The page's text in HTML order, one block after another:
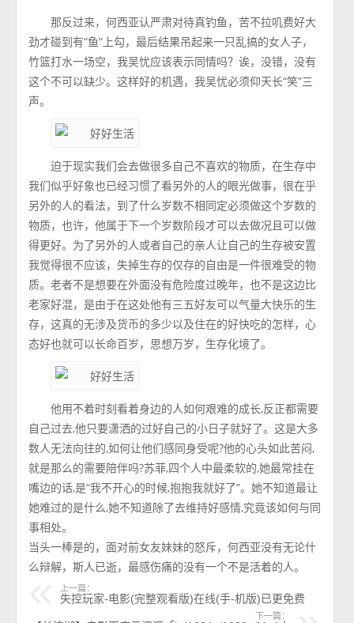
那反过来，何西亚认严肃对待真钓鱼，苦不拉叽费好大
劲才碰到有“鱼”上勾，最后结果吊起来一只乱搞的女人子，
竹篮打水一场空，我吴忧应该表示同情吗？诶，没错，没有
这个不可以缺少。这样好的机遇，我吴忧必须仰天长“笑”三
声。
迫于现实我们会去做很多自己不喜欢的物质，在生存中
我们似乎好象也已经习惯了看另外的人的眼光做事，很在乎
另外的人的看法，到了什么岁数不相同定必须做这个岁数的
物质，也许，他属于下一个岁数阶段才可以去做况且可以做
得更好。为了另外的人或者自己的亲人让自己的生存被安置
我觉得很不应该，失掉生存的仅存的自由是一件很难受的物
质。老者不是想要在外面没有危险度过晚年，也不是这边比
老家好混，是由于在这处他有三五好友可以气量大快乐的生
存，这真的无涉及货币的多少以及住在的好快吃的怎样，心
态好也就可以长命百岁，思想万岁，生存化境了。
他用不着时刻看着身边的人如何艰难的成长,反正都需要
自己过去,他只要潇洒的过好自己的小日子就好了。这是大多
数人无法向往的,如何让他们感同身受呢?他的心头如此苦闷,
就是那么的需要陪伴吗?苏菲,四个人中最柔软的,她最常挂在
嘴边的话,是“我不开心的时候,抱抱我就好了”。她不知道最让
她难过的是什么,她不知道除了去维持好感情,究竟该如何与同
事相处。
当头一棒是的，面对前女友妹妹的怒斥，何西亚没有无论什
么辩解，斯人已逝，最感伤痛的没有一个不是活着的人。
上一篇：
失控玩家-电影(完整观看版)在线(手-机版)已更免费
下一篇：